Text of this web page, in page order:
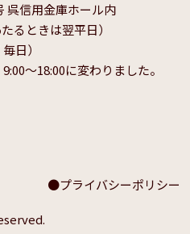
呉信用金庫ホール内
るときは翌平日）
日）
～18:00に変わりました。
プライバシーポリシー